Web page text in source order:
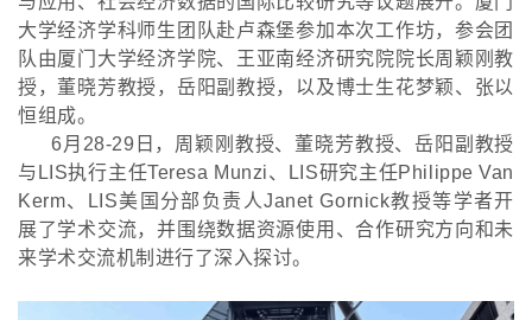
大学经济学科师生团队赴卢森堡参加本次工作坊，参会团
队由厦门大学经济学院、王亚南经济研究院院长周颖刚教
授，董晓芳教授，岳阳副教授，以及博士生花梦颖、张以
恒组成。
6月28-29日，周颖刚教授、董晓芳教授、岳阳副教授
与LIS执行主任Teresa Munzi、LIS研究主任Philippe Van
Kerm、LIS美国分部负责人Janet Gornick教授等学者开
展了学术交流，并围绕数据资源使用、合作研究方向和未
来学术交流机制进行了深入探讨。